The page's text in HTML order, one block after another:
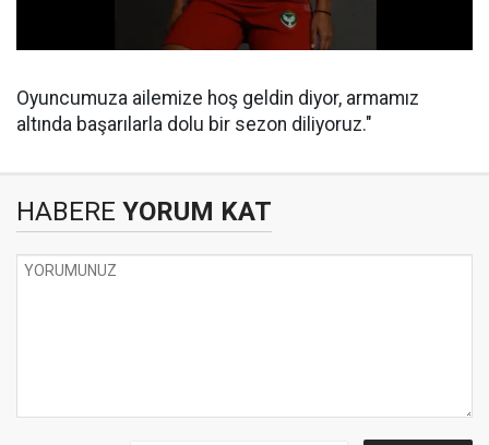
Oyuncumuza ailemize hoş geldin diyor, armamız
altında başarılarla dolu bir sezon diliyoruz."
HABERE YORUM KAT